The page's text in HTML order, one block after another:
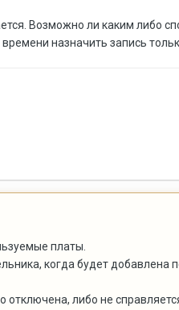
Возможно ли каким либо
назначить запись
платы.
когда будет добавлена
отключена, либо не